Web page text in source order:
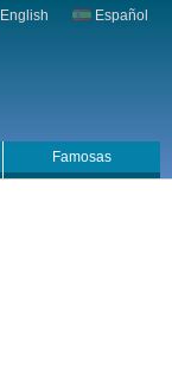
English Español
Famosas